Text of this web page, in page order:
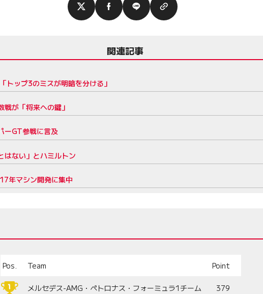
関連記事
トップ3のミスが明暗を分ける」
が「将来への鍵」
ーGT参戦に言及
はない」とハミルトン
年マシン開発に集中
Pos. Team Point
メルセデス-AMG・ペトロナス・フォーミュラ1チーム 379